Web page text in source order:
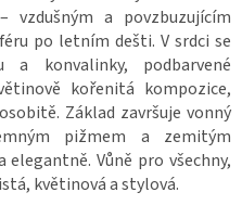
vzdušným a povzbuzujícím
po letním dešti. V srdci se
konvalinky, podbarvené
kořenitá kompozice,
Základ završuje vonný
pižmem a zemitým
Vůně pro všechny,
květinová a stylová.